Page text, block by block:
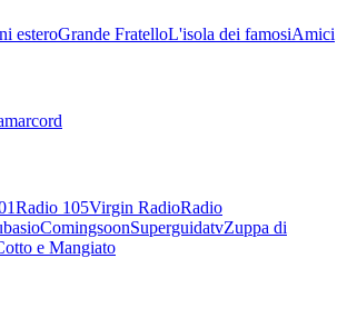
esteroGrande FratelloL'isola dei famosiAmici
Radio 105Virgin RadioRadio
ComingsoonSuperguidatvZuppa di
e Mangiato